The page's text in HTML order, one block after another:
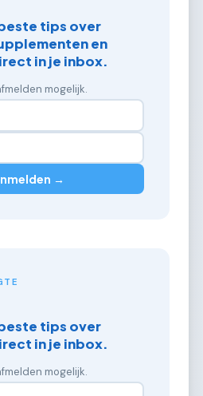
tips over
en
in je inbox.
mogelijk.
→
tips over
in je inbox.
mogelijk.